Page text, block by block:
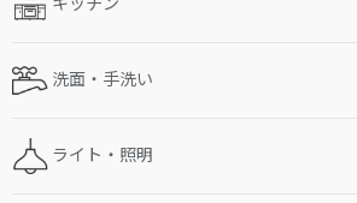
洗面・手洗い
ライト・照明